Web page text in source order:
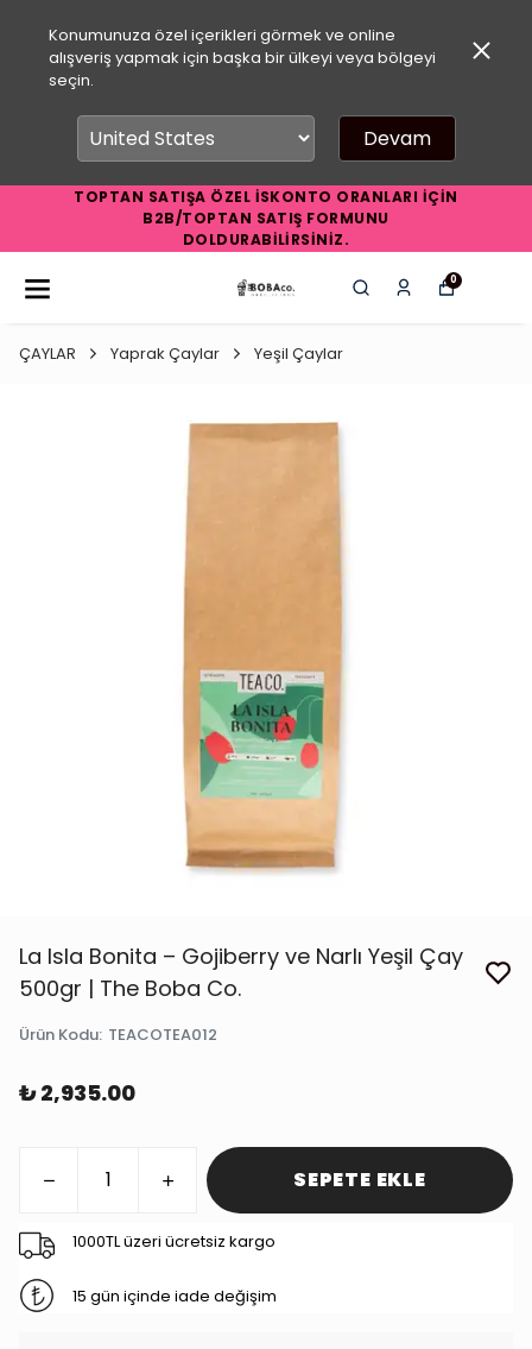
Konumunuza özel içerikleri görmek ve online
alışveriş yapmak için başka bir ülkeyi veya bölgeyi
seçin.
Devam
TOPTAN SATIŞA ÖZEL İSKONTO ORANLARI İÇİN
B2B/TOPTAN SATIŞ FORMUNU
DOLDURABİLİRSİNİZ.
0
ÇAYLAR Yaprak Çaylar Yeşil Çaylar
La Isla Bonita – Gojiberry ve Narlı Yeşil Çay
500gr | The Boba Co.
Ürün Kodu: TEACOTEA012
₺ 2,935.00
SEPETE EKLE
1000TL üzeri ücretsiz kargo
15 gün içinde iade değişim